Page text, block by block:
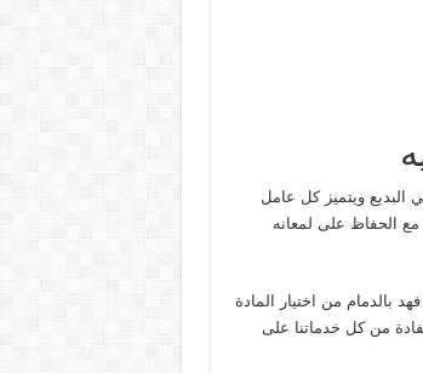
ويتميز كل عامل
مع الحفاظ على لمعانه
بالدمام من اختيار المادة
من كل خدماتنا على